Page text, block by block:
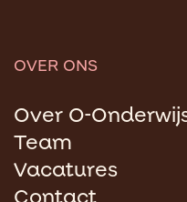
OVER ONS
Over O-
Team
Vacatures